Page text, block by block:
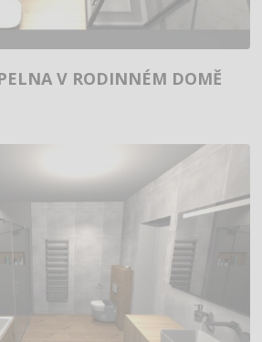
V RODINNÉM DOMĚ